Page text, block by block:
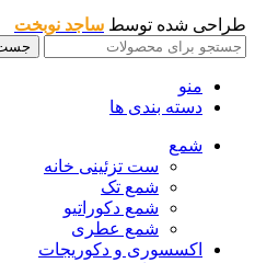
طراحی شده توسط ساجد نوبخت
منو
دسته بندی ها
شمع
ست تزئینی خانه
شمع تک
شمع دکوراتیو
شمع عطری
اکسسوری و دکوریجات